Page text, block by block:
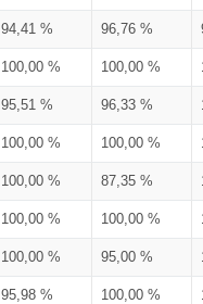
94,41 % 96,76 %
100,00 % 100,00 %
95,51 % 96,33 %
100,00 % 100,00 %
100,00 % 87,35 %
100,00 % 100,00 %
100,00 % 95,00 %
95,98 % 100,00 %